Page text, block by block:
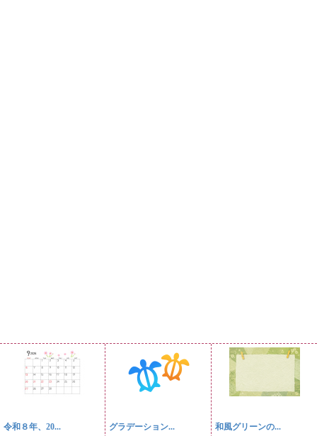
令和８年、20... グラデーション... 和風グリーンの...